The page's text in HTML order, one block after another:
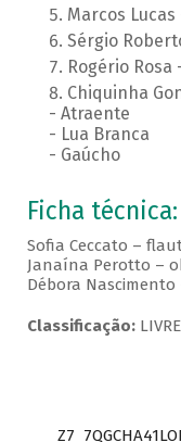
Marcos Lucas
Sérgio
Rogério
Chiquinha
- Atraente
- Lua Branca
- Gaúcho
Ficha técnica:
Sofia Ceccato –
Janaína Perotto –
Débora Nascimento
Classificação:LIVRE